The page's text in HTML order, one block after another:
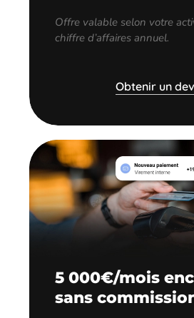
Offre valable selon votre
chiffre d’affaires annuel.
Obtenir un
5 000€/mois
sans